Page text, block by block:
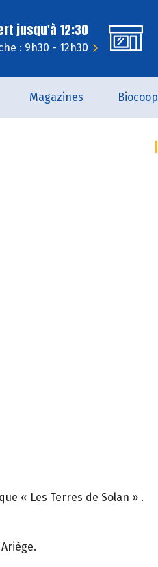
jusqu'à 12:30
: 9h30 - 12h30
Magazines Biocoop
« Les Terres de Solan » .